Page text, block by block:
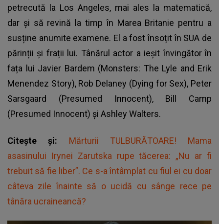
petrecută la Los Angeles, mai ales la matematică,
dar și să revină la timp în Marea Britanie pentru a
susține anumite examene. El a fost însoțit în SUA de
părinții și frații lui. Tânărul actor a ieșit învingător în
fața lui Javier Bardem (Monsters: The Lyle and Erik
Menendez Story), Rob Delaney (Dying for Sex), Peter
Sarsgaard (Presumed Innocent), Bill Camp
(Presumed Innocent) și Ashley Walters.
Citește și: Mărturii TULBURĂTOARE! Mama
asasinului Irynei Zarutska rupe tăcerea: „Nu ar fi
trebuit să fie liber”. Ce s-a întâmplat cu fiul ei cu doar
câteva zile înainte să o ucidă cu sânge rece pe
tânăra ucraineancă?